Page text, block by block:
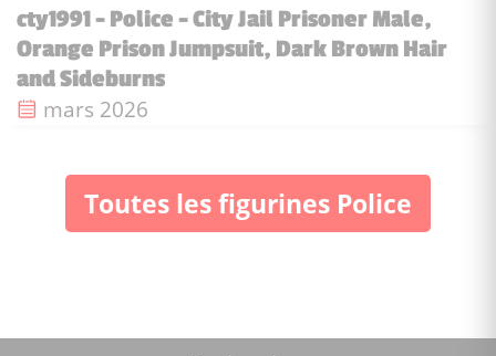
cty1991 - Police - City Jail Prisoner Male,
Orange Prison Jumpsuit, Dark Brown Hair
and Sideburns
Date de sortie :
mars 2026
Toutes les figurines Police